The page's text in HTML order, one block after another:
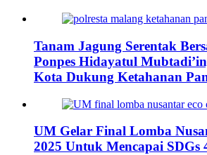
Tanam Jagung Serentak
Ponpes Hidayatul
Kota Dukung Ketahanan
UM Gelar Final Lomba
2025 Untuk Mencapai SDGs